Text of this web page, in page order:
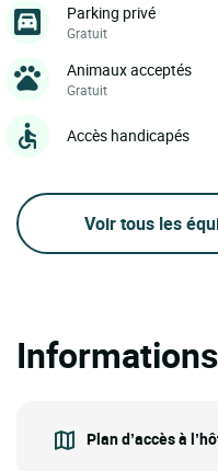
Parking privé
Gratuit
Animaux acceptés
Gratuit
Accès handicapés
Voir tous les
Plan d’accès à